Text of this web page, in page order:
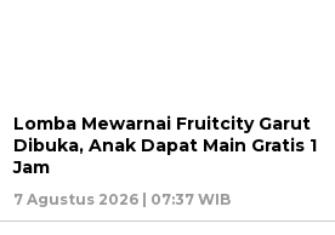
Lomba Mewarnai Fruitcity Garut
Dibuka, Anak Dapat Main Gratis 1
Jam
7 Agustus 2026 | 07:37 WIB